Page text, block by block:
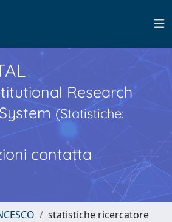
Research
(Statistiche:
contatta
statistiche ricercatore